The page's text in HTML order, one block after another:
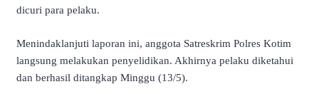
dicuri para pelaku.
Menindaklanjuti laporan ini, anggota Satreskrim Polres Kotim
langsung melakukan penyelidikan. Akhirnya pelaku diketahui
dan berhasil ditangkap Minggu (13/5).